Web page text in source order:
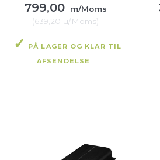
799,00
m/Moms
(639,20 u/Moms)
PÅ LAGER OG KLAR TIL
AFSENDELSE